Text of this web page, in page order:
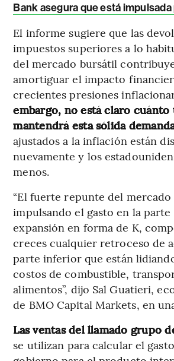
Bank asegura que está
El informe sugiere que las
impuestos superiores a lo
del mercado bursátil
amortiguar el impacto
crecientes presiones
embargo, no está claro cuánto
mantendrá esta sólida
ajustados a la inflación están
nuevamente y los
menos.
“El fuerte repunte del mercado
impulsando el gasto en la
expansión en forma de K,
creces cualquier retroceso de
parte inferior que están
costos de combustible,
alimentos”, dijo Sal Guatieri,
de BMO Capital Markets, en
Las ventas del llamado grupo
se utilizan para calcular el